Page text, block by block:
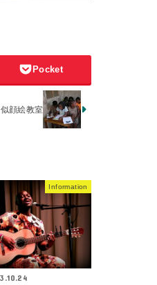
Pocket
顔絵教室
Information